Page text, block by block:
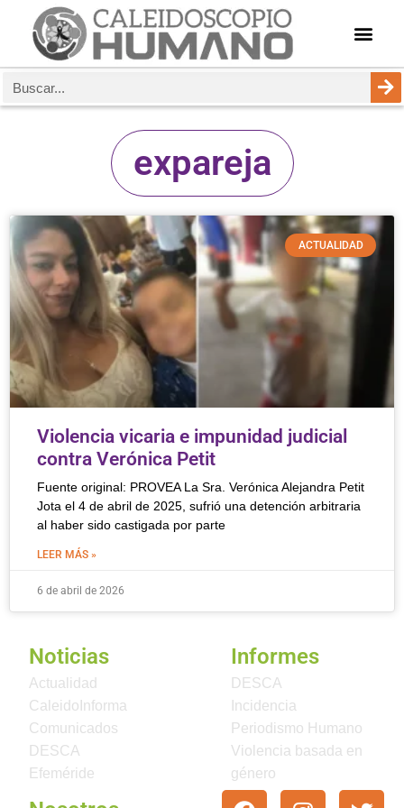
expareja
ACTUALIDAD
Violencia vicaria e impunidad judicial
contra Verónica Petit
Fuente original: PROVEA La Sra. Verónica Alejandra Petit
Jota el 4 de abril de 2025, sufrió una detención arbitraria
al haber sido castigada por parte
LEER MÁS »
6 de abril de 2026
Noticias
Actualidad
CaleidoInforma
Comunicados
DESCA
Efeméride
Informes
DESCA
Incidencia
Periodismo Humano
Violencia basada en
género